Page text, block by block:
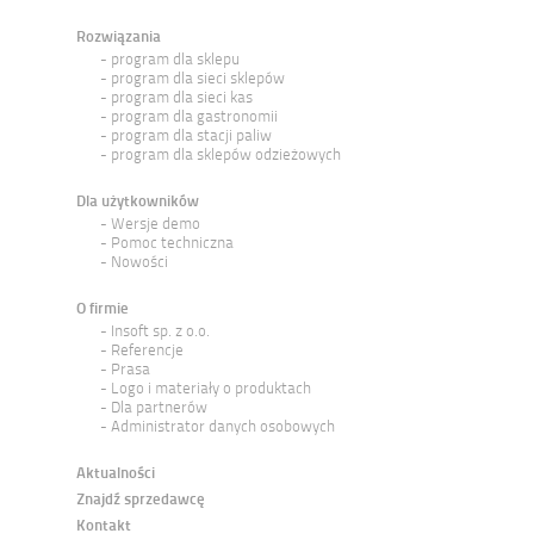
Rozwiązania
program dla sklepu
program dla sieci sklepów
program dla sieci kas
program dla gastronomii
program dla stacji paliw
program dla sklepów odzieżowych
Dla użytkowników
Wersje demo
Pomoc techniczna
Nowości
O firmie
Insoft sp. z o.o.
Referencje
Prasa
Logo i materiały o produktach
Dla partnerów
Administrator danych osobowych
Aktualności
Znajdź sprzedawcę
Kontakt